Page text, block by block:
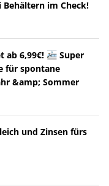
Behältern im Check!
ab 6,99€! 🚈 Super
für spontane
&amp; Sommer
und Zinsen fürs